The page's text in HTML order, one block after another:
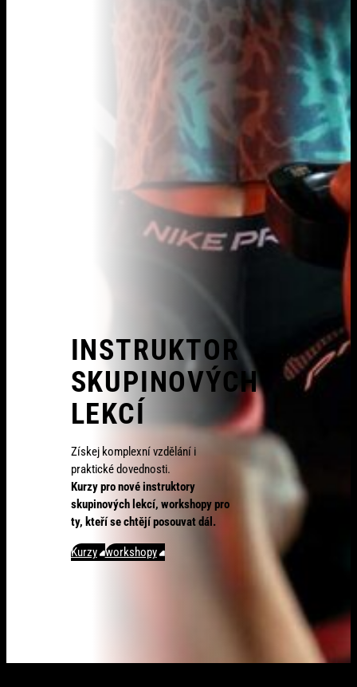
INSTRUKTOR
SKUPINOVÝCH
LEKCÍ
Získej komplexní vzdělání i
praktické dovednosti.
Kurzy pro nové instruktory
skupinových lekcí, workshopy pro
ty, kteří se chtějí posouvat dál.
Kurzy workshopy